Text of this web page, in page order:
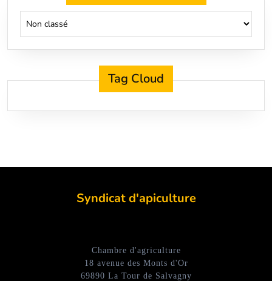
Tag Cloud
Syndicat d'apiculture
Chambre d'agriculture
18 avenue des Monts d'Or
69890 La Tour de Salvagny